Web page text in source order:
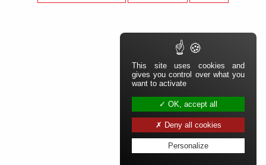
This site uses cookies and
gives you control over what you
want to activate
OK, accept all
Deny all cookies
Personalize